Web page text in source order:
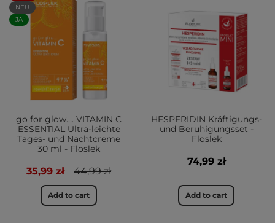
NEU
JA
go for glow…. VITAMIN C
ESSENTIAL Ultra-leichte
Tages- und Nachtcreme
30 ml - Floslek
35,99 zł 44,99 zł
Add to cart
HESPERIDIN Kräftigungs-
und Beruhigungsset -
Floslek
74,99 zł
Add to cart